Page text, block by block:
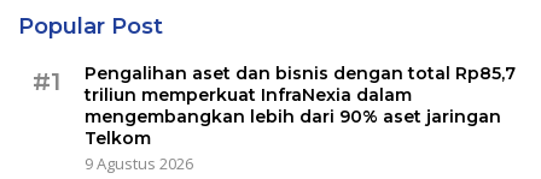
Popular Post
#1
Pengalihan aset dan bisnis dengan total Rp85,7
triliun memperkuat InfraNexia dalam
mengembangkan lebih dari 90% aset jaringan
Telkom
9 Agustus 2026